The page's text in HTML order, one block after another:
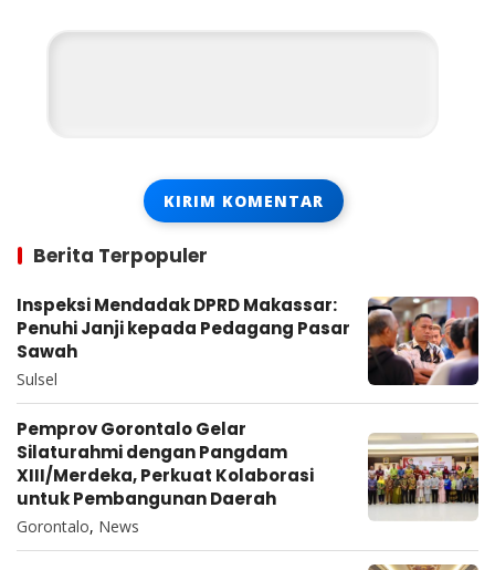
Berita Terpopuler
Inspeksi Mendadak DPRD Makassar:
Penuhi Janji kepada Pedagang Pasar
Sawah
Sulsel
Pemprov Gorontalo Gelar
Silaturahmi dengan Pangdam
XIII/Merdeka, Perkuat Kolaborasi
untuk Pembangunan Daerah
Gorontalo, News